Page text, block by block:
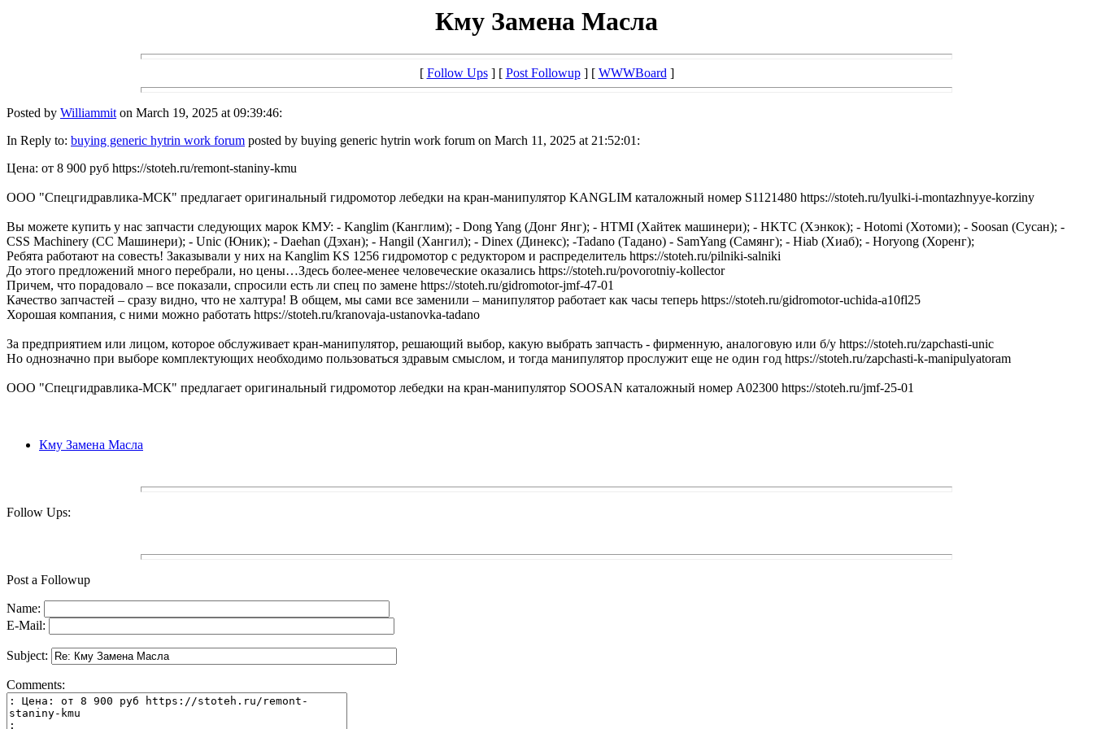
Кму Замена Масла
[ Follow Ups] [ Post Followup] [ WWWBoard]
Posted by Williammiton March 19, 2025 at 09:39:46:
In Reply to: buying generic hytrin work forum posted by buying generic hytrin work forum on March 11, 2025 at 21:52:01:
Цена: от 8 900 руб https://stoteh.ru/remont-staniny-kmu
ООО "Спецгидравлика-МСК" предлагает оригинальный гидромотор лебедки на кран-манипулятор KANGLIM каталожный номер S1121480 https://stoteh.ru/lyulki-i-montazhnyye-korziny
Вы можете купить у нас запчасти следующих марок КМУ: - Kanglim (Канглим); - Dong Yang (Донг Янг); - HTMI (Хайтек машинери); - HKTC (Хэнкок); - Hotomi (Хотоми); - Soosan (Сусан); -
CSS Machinery (СС Машинери); - Unic (Юник); - Daehan (Дэхан); - Hangil (Хангил); - Dinex (Динекс); -Tadano (Тадано) - SamYang (Самянг); - Hiab (Хиаб); - Horyong (Хоренг);
Ребята работают на совесть! Заказывали у них на Kanglim KS 1256 гидромотор с редуктором и распределитель https://stoteh.ru/pilniki-salniki
До этого предложений много перебрали, но цены…Здесь более-менее человеческие оказались https://stoteh.ru/povorotniy-kollector
Причем, что порадовало – все показали, спросили есть ли спец по замене https://stoteh.ru/gidromotor-jmf-47-01
Качество запчастей – сразу видно, что не халтура! В общем, мы сами все заменили – манипулятор работает как часы теперь https://stoteh.ru/gidromotor-uchida-a10fl25
Хорошая компания, с ними можно работать https://stoteh.ru/kranovaja-ustanovka-tadano
За предприятием или лицом, которое обслуживает кран-манипулятор, решающий выбор, какую выбрать запчасть - фирменную, аналоговую или б/у https://stoteh.ru/zapchasti-unic
Но однозначно при выборе комплектующих необходимо пользоваться здравым смыслом, и тогда манипулятор прослужит еще не один год https://stoteh.ru/zapchasti-k-manipulyatoram
ООО "Спецгидравлика-МСК" предлагает оригинальный гидромотор лебедки на кран-манипулятор SOOSAN каталожный номер A02300 https://stoteh.ru/jmf-25-01
Кму Замена Масла
Follow Ups:
Post a Followup
Name:
E-Mail:
Subject:
Comments: